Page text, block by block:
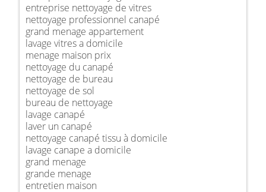
entreprise nettoyage de vitres
nettoyage professionnel canapé
grand menage appartement
lavage vitres a domicile
menage maison prix
nettoyage du canapé
nettoyage de bureau
nettoyage de sol
bureau de nettoyage
lavage canapé
laver un canapé
nettoyage canapé tissu à domicile
lavage canape a domicile
grand menage
grande menage
entretien maison